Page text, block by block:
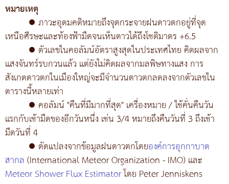
หมายเหตุ
● ภาวะอุดมคติหมายถึงจุดกระจายฝนดาวตกอยู่ที่จุด
เหนือศีรษะและท้องฟ้ามืดจนเห็นดาวได้ถึงโชติมาตร +6.5
● ตัวเลขในคอลัมน์อัตราสูงสุดในประเทศไทย คิดผลจาก
แสงจันทร์รบกวนแล้ว แต่ยังไม่คิดผลจากมลพิษทางแสง การ
สังเกตดาวตกในเมืองใหญ่จะมีจำนวนดาวตกลดลงจากตัวเลขใน
ตารางนี้หลายเท่า
● คอลัมน์ "คืนที่มีมากที่สุด" เครื่องหมาย / ใช้คั่นคืนวัน
แรกกับเช้ามืดของอีกวันหนึ่ง เช่น 3/4 หมายถึงคืนวันที่ 3 ถึงเช้า
มืดวันที่ 4
● ดัดแปลงจากข้อมูลฝนดาวตกโดยองค์การอุกกาบาต
สากล(International Meteor Organization - IMO) และ
Meteor Shower Flux Estimatorโดย Peter Jenniskens